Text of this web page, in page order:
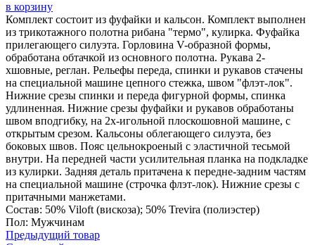
в корзину
Комплект состоит из фуфайки и кальсон. Комплект выполнен
из трикотажного полотна рибана "термо", кулирка. Фуфайка
прилегающего силуэта. Горловина V-образной формы,
обработана обтачкой из основного полотна. Рукава 2-
хшовные, реглан. Рельефы переда, спинки и рукавов стачены
на специальной машине цепного стежка, швом "флэт-лок".
Нижние срезы спинки и переда фигурной формы, спинка
удлиненная. Нижние срезы фуфайки и рукавов обработаны
швом вподгибку, на 2х-игольной плоскошовной машине, с
открытым срезом. Кальсоны облегающего силуэта, без
боковых швов. Пояс цельнокроеный с эластичной тесьмой
внутри. На передней части усилительная планка на подкладке
из кулирки. Задняя деталь притачена к передне-задним частям
на специальной машине (строчка флэт-лок). Нижние срезы с
притачными манжетами.
Состав: 50% Viloft (вискоза); 50% Trevira (полиэстер)
Пол: Мужчинам
Предыдущий товар